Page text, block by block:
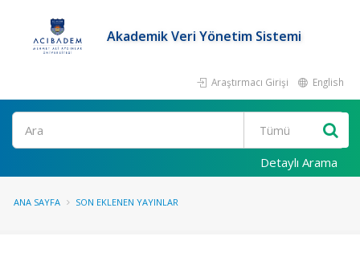
Akademik Veri Yönetim Sistemi
Araştırmacı Girişi English
Ara
Detaylı Arama
ANA SAYFA SON EKLENEN YAYINLAR